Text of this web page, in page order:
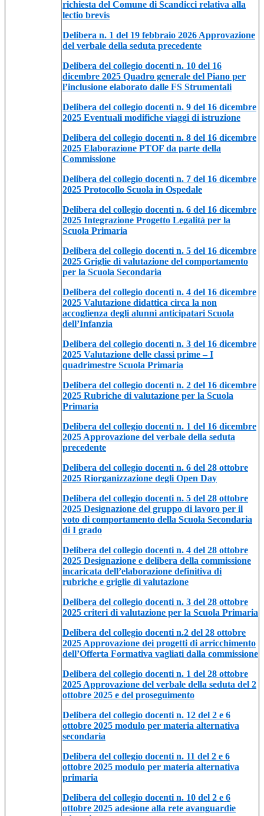
richiesta del Comune di Scandicci relativa alla
lectio brevis
Delibera n. 1 del 19 febbraio 2026 Approvazione
del verbale della seduta precedente
Delibera del collegio docenti n. 10 del 16
dicembre 2025 Quadro generale del Piano per
l’inclusione elaborato dalle FS Strumentali
Delibera del collegio docenti n. 9 del 16 dicembre
2025 Eventuali modifiche viaggi di istruzione
Delibera del collegio docenti n. 8 del 16 dicembre
2025 Elaborazione PTOF da parte della
Commissione
Delibera del collegio docenti n. 7 del 16 dicembre
2025 Protocollo Scuola in Ospedale
Delibera del collegio docenti n. 6 del 16 dicembre
2025 Integrazione Progetto Legalità per la
Scuola Primaria
Delibera del collegio docenti n. 5 del 16 dicembre
2025 Griglie di valutazione del comportamento
per la Scuola Secondaria
Delibera del collegio docenti n. 4 del 16 dicembre
2025 Valutazione didattica circa la non
accoglienza degli alunni anticipatari Scuola
dell’Infanzia
Delibera del collegio docenti n. 3 del 16 dicembre
2025 Valutazione delle classi prime – I
quadrimestre Scuola Primaria
Delibera del collegio docenti n. 2 del 16 dicembre
2025 Rubriche di valutazione per la Scuola
Primaria
Delibera del collegio docenti n. 1 del 16 dicembre
2025 Approvazione del verbale della seduta
precedente
Delibera del collegio docenti n. 6 del 28 ottobre
2025 Riorganizzazione degli Open Day
Delibera del collegio docenti n. 5 del 28 ottobre
2025 Designazione del gruppo di lavoro per il
voto di comportamento della Scuola Secondaria
di I grado
Delibera del collegio docenti n. 4 del 28 ottobre
2025 Designazione e delibera della commissione
incaricata dell’elaborazione definitiva di
rubriche e griglie di valutazione
Delibera del collegio docenti n. 3 del 28 ottobre
2025 criteri di valutazione per la Scuola Primaria
Delibera del collegio docenti n.2 del 28 ottobre
2025 Approvazione dei progetti di arricchimento
dell’Offerta Formativa vagliati dalla commissione
Delibera del collegio docenti n. 1 del 28 ottobre
2025 Approvazione del verbale della seduta del 2
ottobre 2025 e del proseguimento
Delibera del collegio docenti n. 12 del 2 e 6
ottobre 2025 modulo per materia alternativa
secondaria
Delibera del collegio docenti n. 11 del 2 e 6
ottobre 2025 modulo per materia alternativa
primaria
Delibera del collegio docenti n. 10 del 2 e 6
ottobre 2025 adesione alla rete avanguardie